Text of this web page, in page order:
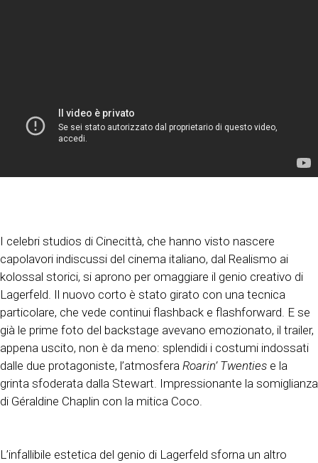
I celebri studios di Cinecittà, che hanno visto nascere
capolavori indiscussi del cinema italiano, dal Realismo ai
kolossal storici, si aprono per omaggiare il genio creativo di
Lagerfeld. Il nuovo corto è stato girato con una tecnica
particolare, che vede continui flashback e flashforward. E se
già le prime foto del backstage avevano emozionato, il trailer,
appena uscito, non è da meno: splendidi i costumi indossati
dalle due protagoniste, l’atmosfera Roarin’ Twenties e la
grinta sfoderata dalla Stewart. Impressionante la somiglianza
di Géraldine Chaplin con la mitica Coco.
L’infallibile estetica del genio di Lagerfeld sforna un altro